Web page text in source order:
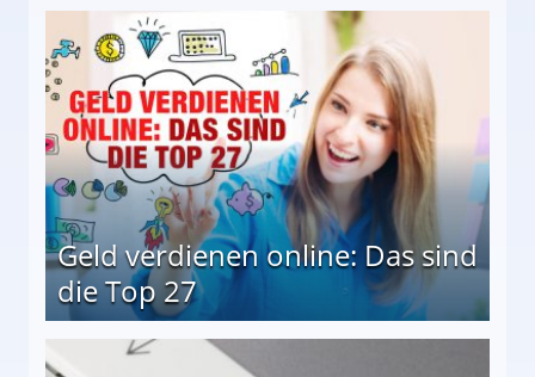
Geld verdienen online: Das sind
die Top 27